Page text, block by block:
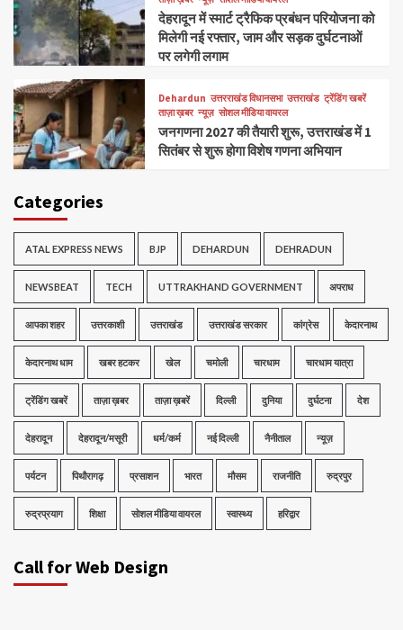
देहरादून में स्मार्ट ट्रैफिक प्रबंधन परियोजना को
मिलेगी नई रफ्तार, जाम और सड़क दुर्घटनाओं
पर लगेगी लगाम
Dehardun उत्तरराखंड विधानसभा उत्तराखंड ट्रेंडिंग खबरें
ताज़ा ख़बर न्यूज़ सोशल मीडिया वायरल
जनगणना 2027 की तैयारी शुरू, उत्तराखंड में 1
सितंबर से शुरू होगा विशेष गणना अभियान
Categories
ATAL EXPRESS NEWS BJP DEHARDUN DEHRADUN
NEWSBEAT TECH UTTRAKHAND GOVERNMENT अपराध
आपका शहर उत्तरकाशी उत्तराखंड उत्तराखंड सरकार कांग्रेस केदारनाथ
केदारनाथ धाम खबर हटकर खेल चमोली चारधाम चारधाम यात्रा
ट्रेंडिंग खबरें ताज़ा ख़बर ताज़ा ख़बरें दिल्ली दुनिया दुर्घटना देश
देहरादून देहरादून/मसूरी धर्म/कर्म नई दिल्ली नैनीताल न्यूज़
पर्यटन पिथौरागढ़ प्रसाशन भारत मौसम राजनीति रुद्रपुर
रुद्रप्रयाग शिक्षा सोशल मीडिया वायरल स्वास्थ्य हरिद्वार
Call for Web Design